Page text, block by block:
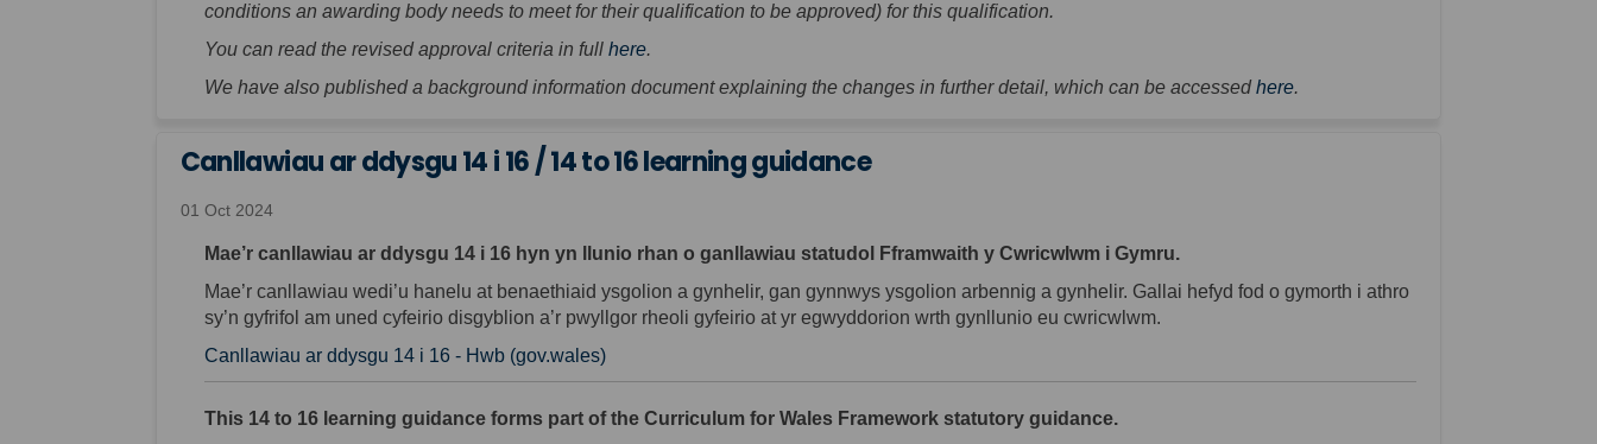
conditions an awarding body needs to meet for their qualification to be approved) for this qualification.
You can read the revised approval criteria in full here(External link)
.
We have also published a background information document explaining the changes in further detail, which can be accessedhere(External link)
.
Canllawiau ar ddysgu 14 i 16 / 14 to 16 learning guidance
01 Oct 2024
Mae’r canllawiau ar ddysgu 14 i 16 hyn yn llunio rhan o ganllawiau statudol Fframwaith y Cwricwlwm i Gymru.
Mae’r canllawiau wedi’u hanelu at benaethiaid ysgolion a gynhelir, gan gynnwys ysgolion arbennig a gynhelir. Gallai hefyd fod o gymorth i athro
sy’n gyfrifol am uned cyfeirio disgyblion a’r pwyllgor rheoli gyfeirio at yr egwyddorion wrth gynllunio eu cwricwlwm.
Canllawiau ar ddysgu 14 i 16 - Hwb (gov.wales)(External link)
This 14 to 16 learning guidance forms part of the Curriculum for Wales Framework statutory guidance.